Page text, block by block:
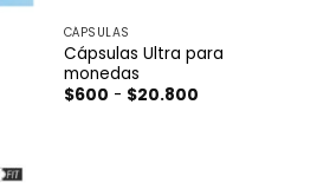
CÁPSULAS
Cápsulas Ultra para
monedas
$600 - $20.800Rango